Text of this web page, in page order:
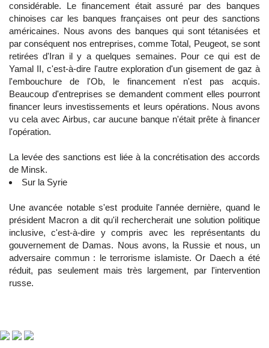
considérable. Le financement était assuré par des banques
chinoises car les banques françaises ont peur des sanctions
américaines. Nous avons des banques qui sont tétanisées et
par conséquent nos entreprises, comme Total, Peugeot, se sont
retirées d'Iran il y a quelques semaines. Pour ce qui est de
Yamal II, c'est-à-dire l'autre exploration d'un gisement de gaz à
l'embouchure de l'Ob, le financement n'est pas acquis.
Beaucoup d'entreprises se demandent comment elles pourront
financer leurs investissements et leurs opérations. Nous avons
vu cela avec Airbus, car aucune banque n'était prête à financer
l'opération.
La levée des sanctions est liée à la concrétisation des accords
de Minsk.
Sur la Syrie
Une avancée notable s'est produite l'année dernière, quand le
président Macron a dit qu'il rechercherait une solution politique
inclusive, c'est-à-dire y compris avec les représentants du
gouvernement de Damas. Nous avons, la Russie et nous, un
adversaire commun : le terrorisme islamiste. Or Daech a été
réduit, pas seulement mais très largement, par l'intervention
russe.